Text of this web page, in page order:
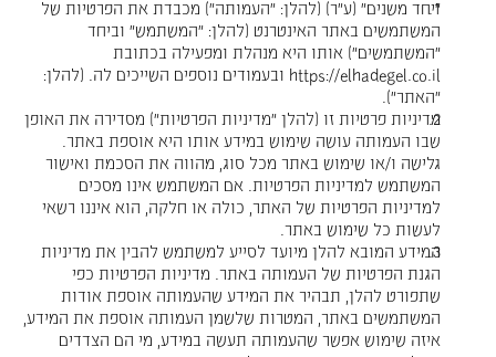
חמ"ל הגיוס
צרו קשר
EN
"יחד משנים" (ע"ר) (להלן: "העמותה") מכבדת את הפרטיות של
המשתמשים באתר האינטרנט (להלן: "המשתמש" וביחד
"המשתמשים") אותו היא מנהלת ומפעילה בכתובת
https://elhadegel.co.il ובעמודים נוספים השייכים לה. (להלן:
"האתר").
מדיניות פרטיות זו (להלן "מדיניות הפרטיות") מסדירה את האופן
שבו העמותה עושה שימוש במידע אותו היא אוספת באתר.
גלישה ו/או שימוש באתר מכל סוג, מהווה את הסכמת ואישור
המשתמש למדיניות הפרטיות. אם המשתמש אינו מסכים
למדיניות הפרטיות של האתר, כולה או חלקה, הוא איננו רשאי
לעשות כל שימוש באתר.
המידע המובא להלן מיועד לסייע למשתמש להבין את מדיניות
הגנת הפרטיות של העמותה באתר. מדיניות הפרטיות כפי
שתפורט להלן, תבהיר את המידע שהעמותה אוספת אודות
המשתמשים באתר, המטרות שלשמן העמותה אוספת את המידע,
איזה שימוש אפשר שהעמותה תעשה במידע, מי הם הצדדים